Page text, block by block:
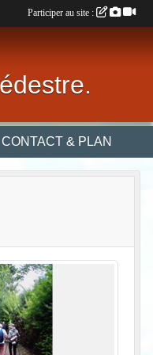
CONTACT & PLAN
Participer au site :